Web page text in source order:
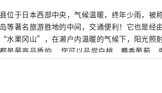
位于日本西部中央，气候温暖，终年少雨，
等著名旅游胜地的中间，交通便利！它也是经由濑户通
水果冈山”，在濑户内温暖的气候下，阳光照
是最高品质的。 您可以品尝白桃、麝香葡萄、先锋葡萄
的旅游景点，包括冈山城、日本三大名园之一